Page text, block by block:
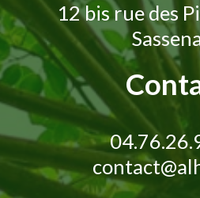
12 bis rue des